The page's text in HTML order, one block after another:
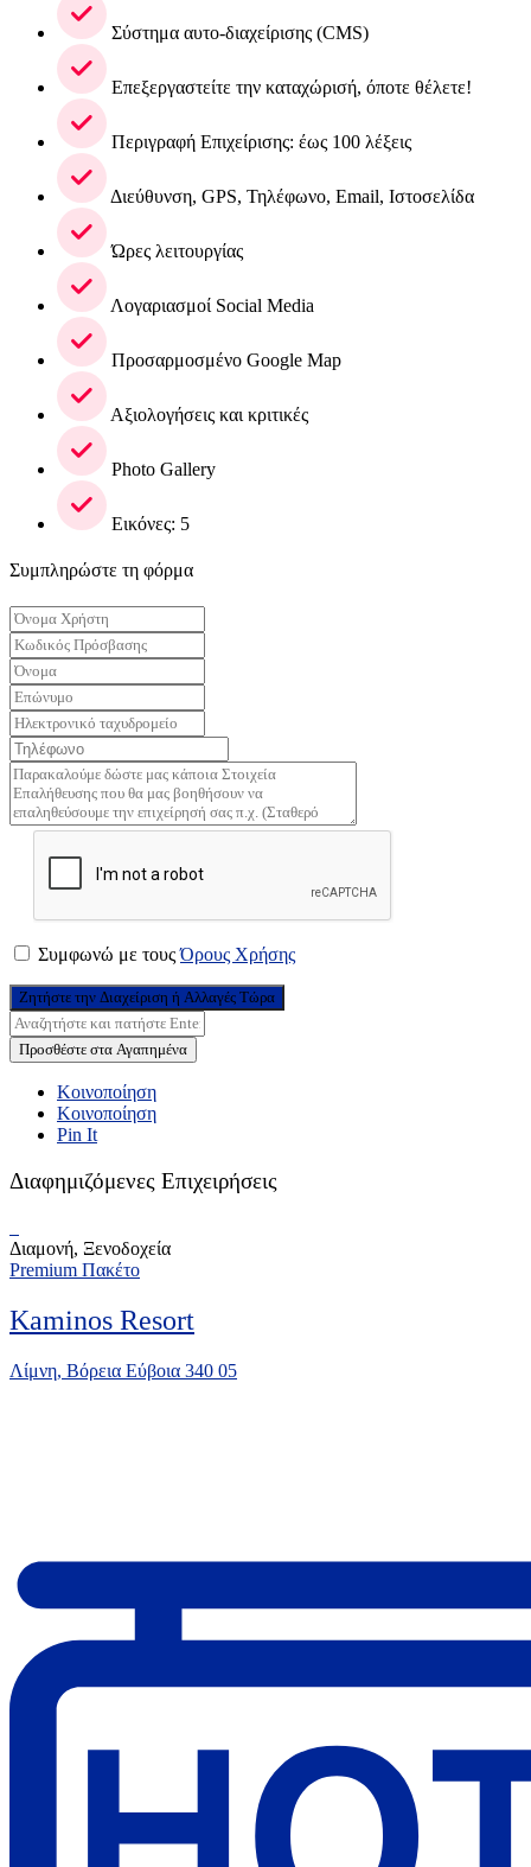
Σύστημα αυτο-διαχείρισης (CMS)
Επεξεργαστείτε την καταχώρισή, όποτε θέλετε!
Περιγραφή Επιχείρισης: έως 100 λέξεις
Διεύθυνση, GPS, Τηλέφωνο, Email, Ιστοσελίδα
Ώρες λειτουργίας
Λογαριασμοί Social Media
Προσαρμοσμένο Google Map
Αξιολογήσεις και κριτικές
Photo Gallery
Εικόνες: 5
Συμπληρώστε τη φόρμα
Συμφωνώ με τουςΌρους Χρήσης
Ζητήστε την Διαχείριση ή Αλλαγές Τώρα
Προσθέστε στα Αγαπημένα
Κοινοποίηση
Κοινοποίηση
Pin It
Διαφημιζόμενες Επιχειρήσεις
Διαμονή, Ξενοδοχεία
Premium Πακέτο
Kaminos Resort
Λίμνη, Βόρεια Εύβοια 340 05